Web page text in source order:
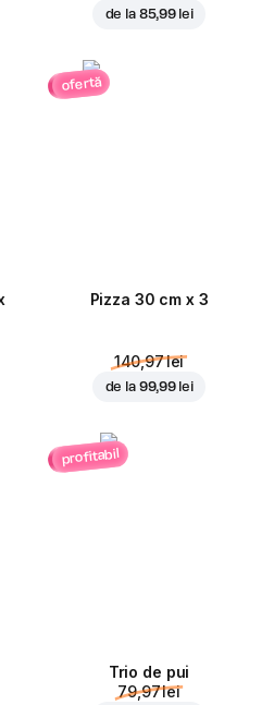
de la 85,99 lei
ofertă
Pizza 30 cm x 3
140,97 lei
de la 99,99 lei
profitabil
Trio de pui
79,97 lei